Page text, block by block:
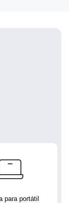
para portátil